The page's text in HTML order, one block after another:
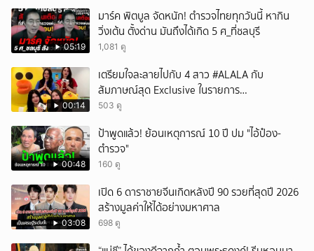
05:19
มาร์ค พิตบูล จัดหนัก! ตำรวจไทยทุกวันนี้ หากิน
วิ่งเต้น ตั้งด่าน มันถึงได้เกิด 5 ศ_ที่ชลบุรี
1,081 ดู
00:14
เตรียมใจละลายไปกับ 4 สาว #ALALA กับ
สัมภาษณ์สุด Exclusive ในรายการ
#POPCORNER เร็ว ๆ นี้ที่ #LINETODAYPOP
503 ดู
00:48
ป้าพูดแล้ว! ย้อนเหตุการณ์ 10 ปี ปม "ไอ้ป๋อง-
ตำรวจ"
160 ดู
03:08
เปิด 6 ดาราชายจีนเกิดหลังปี 90 รวยที่สุดปี 2026
สร้างมูลค่าให้ได้อย่างมหาศาล
698 ดู